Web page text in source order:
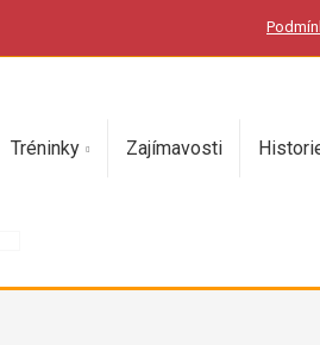
Tréninky Zajímavosti